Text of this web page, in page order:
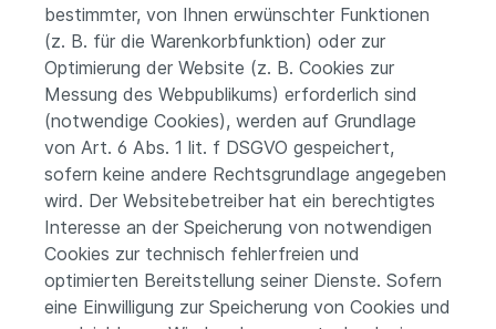
bestimmter, von Ihnen erwünschter Funktionen
(z. B. für die Warenkorbfunktion) oder zur
Optimierung der Website (z. B. Cookies zur
Messung des Webpublikums) erforderlich sind
(notwendige Cookies), werden auf Grundlage
von Art. 6 Abs. 1 lit. f DSGVO gespeichert,
sofern keine andere Rechtsgrundlage angegeben
wird. Der Websitebetreiber hat ein berechtigtes
Interesse an der Speicherung von notwendigen
Cookies zur technisch fehlerfreien und
optimierten Bereitstellung seiner Dienste. Sofern
eine Einwilligung zur Speicherung von Cookies und